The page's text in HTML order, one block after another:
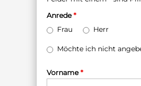
Anrede*
Frau
Herr
Möchte ich nicht
Vorname*